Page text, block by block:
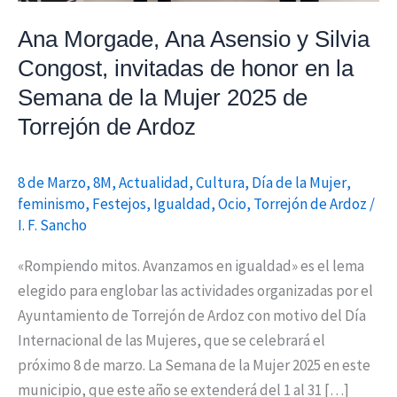
Ana Morgade, Ana Asensio y Silvia
Congost, invitadas de honor en la
Semana de la Mujer 2025 de
Torrejón de Ardoz
8 de Marzo,8M,Actualidad,Cultura, Día de la Mujer,
feminismo, Festejos, Igualdad,Ocio, Torrejón de Ardoz /
I. F. Sancho
«Rompiendo mitos. Avanzamos en igualdad» es el lema
elegido para englobar las actividades organizadas por el
Ayuntamiento de Torrejón de Ardoz con motivo del Día
Internacional de las Mujeres, que se celebrará el
próximo 8 de marzo. La Semana de la Mujer 2025 en este
municipio, que este año se extenderá del 1 al 31 […]
honor
en
la
Semana
Mujer
2025
Torrejón
de
Ardoz